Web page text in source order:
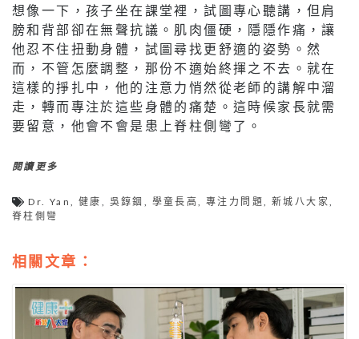
想像一下，孩子坐在課堂裡，試圖專心聽講，但肩
膀和背部卻在無聲抗議。肌肉僵硬，隱隱作痛，讓
他忍不住扭動身體，試圖尋找更舒適的姿勢。然
而，不管怎麼調整，那份不適始終揮之不去。就在
這樣的掙扎中，他的注意力悄然從老師的講解中溜
走，轉而專注於這些身體的痛楚。這時候家長就需
要留意，他會不會是患上脊柱側彎了。
閱讀更多
Dr. Yan ,健康 吳錞銦 學童長高 ,專注力問題 新城八大家
脊柱側彎
相關文章：